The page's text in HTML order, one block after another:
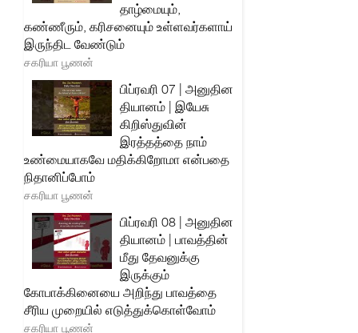
தாழ்மையும்,
கண்ணீரும், கரிசனையும் உள்ளவர்களாய்
இருந்திட வேண்டும்
சகரியா பூணன்
பிப்ரவரி 07 | அனுதின
தியானம் | இயேசு
கிறிஸ்துவின்
இரத்தத்தை நாம்
உண்மையாகவே மதிக்கிறோமா என்பதை
நிதானிப்போம்
சகரியா பூணன்
பிப்ரவரி 08 | அனுதின
தியானம் | பாவத்தின்
மீது தேவனுக்கு
இருக்கும்
கோபாக்கினையை அறிந்து பாவத்தை
சீரிய முறையில் எடுத்துக்கொள்வோம்
சகரியா பூணன்